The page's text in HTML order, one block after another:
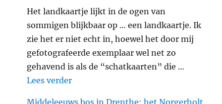
Het landkaartje lijkt in de ogen van
sommigen blijkbaar op … een landkaartje. Ik
zie het er niet echt in, hoewel het door mij
gefotografeerde exemplaar wel net zo
gehavend is als de “schatkaarten” die …
Lees verder"Araschnia levana: landkaartje"